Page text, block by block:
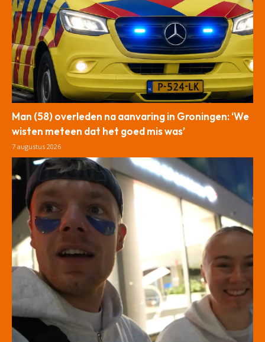
Man (58) overleden na aanvaring in Groningen: ‘We
wisten meteen dat het goed mis was’
7 augustus 2026